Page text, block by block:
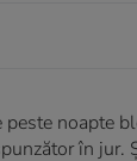
în